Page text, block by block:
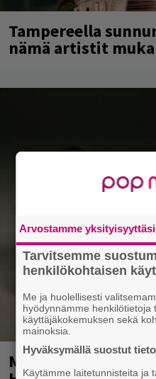
Tampereella
nämä artistit
Mainio
Arvostamme yksityisyyttäsi
Tarvitsemme
henkilökohtaisen
Me ja huolellisesti
hyödynnämme henkilötietoja
käyttäjäkokemuksen sekä
mainoksia.
Hyväksymällä suostut
Käytämme laitetunnisteita ja